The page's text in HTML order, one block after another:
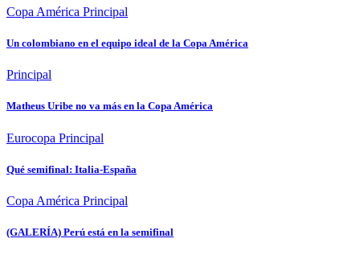
Copa América Principal
Un colombiano en el equipo ideal de la Copa América
Principal
Matheus Uribe no va más en la Copa América
Eurocopa Principal
Qué semifinal: Italia-España
Copa América Principal
(GALERÍA) Perú está en la semifinal